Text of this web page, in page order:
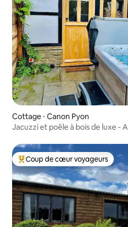
Cottage ⋅ Canon Pyon
Jacuzzi et poêle à bois de luxe -
Coups de cœur voyageurs les
Coup de cœur voyageurs